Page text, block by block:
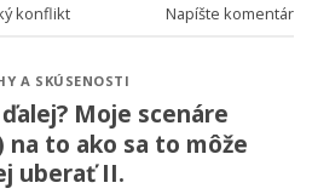
konflikt Napíšte komentár
A SKÚSENOSTI
Moje scenáre
na to ako sa to môže
uberať II.